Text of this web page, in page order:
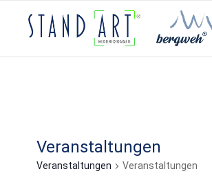
Veranstaltungen
Veranstaltungen Veranstaltungen